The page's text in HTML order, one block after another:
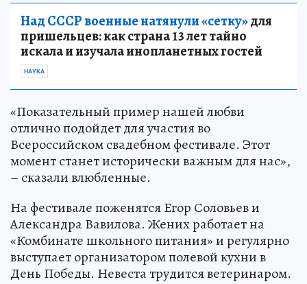
Над СССР военные натянули «сетку»для
пришельцев: как страна 13 лет тайно
искала и изучала инопланетных гостей
НАУКА
«Показательный пример нашей любви
отлично подойдет для участия во
Всероссийском свадебном фестивале. Этот
момент станет исторически важным для нас»,
– сказали влюбленные.
На фестивале поженятся Егор Соловьев и
Александра Вавилова. Жених работает на
«Комбинате школьного питания» и регулярно
выступает организатором полевой кухни в
День Победы. Невеста трудится ветеринаром.